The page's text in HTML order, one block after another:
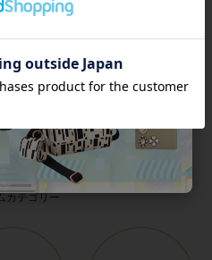
カテゴリー